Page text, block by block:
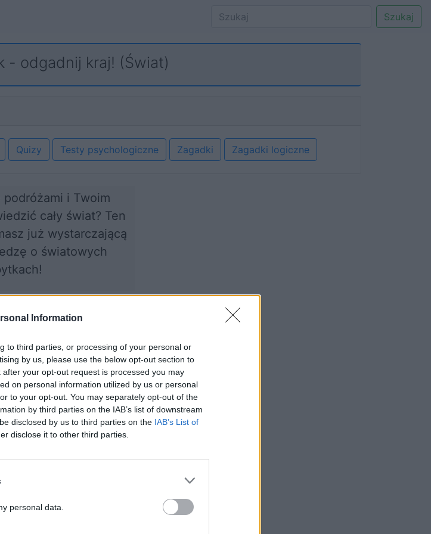
Information
to third parties, or processing of your personal or
by us, please use the below opt-out section to
your opt-out request is processed you may
on personal information utilized by us or personal
to your opt-out. You may separately opt-out of the
by third parties on the IAB’s list of downstream
disclosed by us to third parties on the IAB’s List of
disclose it to other third parties.
personal data.
Szukaj
- odgadnij kraj! (Świat)
Quizy Testy psychologiczne Zagadki Zagadki logiczne
i Twoim
cały świat? Ten
już wystarczającą
o światowych
Co wiesz o Europie?